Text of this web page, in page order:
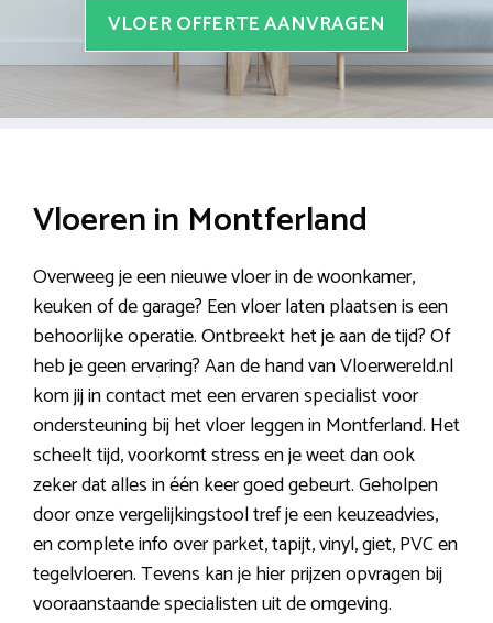
VLOER OFFERTE AANVRAGEN
Vloeren in Montferland
Overweeg je een nieuwe vloer in de woonkamer,
keuken of de garage? Een vloer laten plaatsen is een
behoorlijke operatie. Ontbreekt het je aan de tijd? Of
heb je geen ervaring? Aan de hand van Vloerwereld.nl
kom jij in contact met een ervaren specialist voor
ondersteuning bij het vloer leggen in Montferland. Het
scheelt tijd, voorkomt stress en je weet dan ook
zeker dat alles in één keer goed gebeurt. Geholpen
door onze vergelijkingstool tref je een keuzeadvies,
en complete info over parket, tapijt, vinyl, giet, PVC en
tegelvloeren. Tevens kan je hier prijzen opvragen bij
vooraanstaande specialisten uit de omgeving.